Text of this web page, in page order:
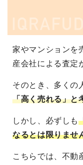
家やマンションを
産会社による査定
そのとき、多くの
「高く売れる」と
しかし、必ずしも
なるとは限りませ
こちらでは、不動